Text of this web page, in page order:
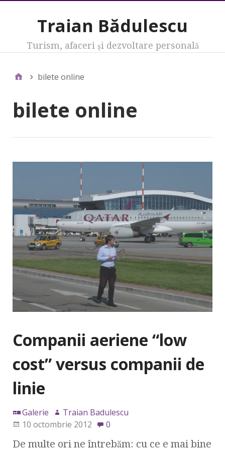
Traian Bădulescu
Turism, afaceri şi dezvoltare personală
bilete online
bilete online
Companii aeriene “low
cost” versus companii de
linie
Galerie
Traian Badulescu
10 octombrie 2012
0
De multe ori ne întrebăm: cu ce e mai bine